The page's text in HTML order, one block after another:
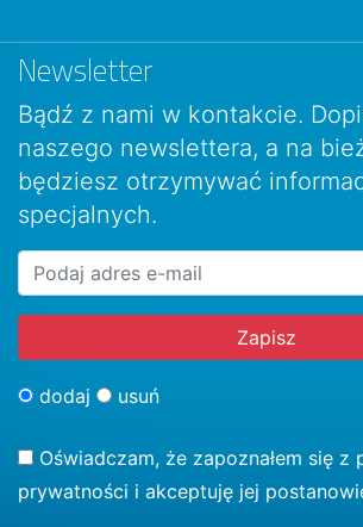
Newsletter
Bądź z nami w kontakcie.
naszego newslettera, a na
będziesz otrzymywać
specjalnych.
dodaj usuń
Oświadczam, że zapoznałem się z
prywatności i akceptuję jej